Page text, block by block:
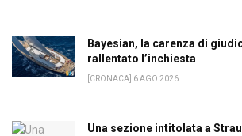
Bayesian, la carenza di
rallentato l’inchiesta
[CRONACA] 6 AGO 2026
Una sezione intitolata a